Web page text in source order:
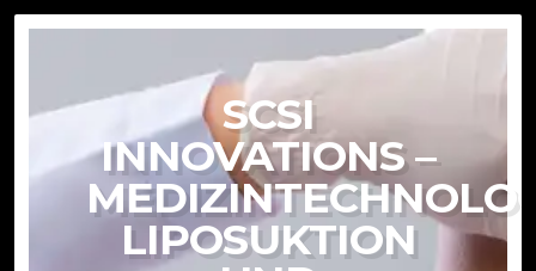
SCSI
INNOVATIONS –
LIPOSUKTION